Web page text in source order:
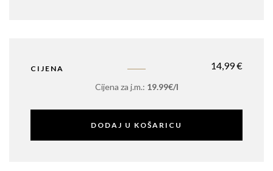
CIJENA 14,99€
Cijena za j.m.: 19.99€/l
DODAJ U KOŠARICU